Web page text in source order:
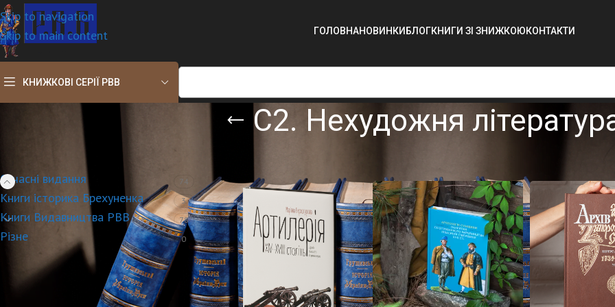
Skip to navigation
Skip to main content
ГОЛОВНАНОВИНКИ БЛОГКНИГИ ЗІ ЗНИЖКОЮКОНТАКТИ
КНИЖКОВІ СЕРІЇ РВВ
С2. Нехудожня
ТЕМАТИКА КНИГ
Сучасні видання 74
Книги історика Брехуненка 3
Книги Видавництва РВВ 78
Різне 0
ПОПУЛЯРНІ ТОВАРИ